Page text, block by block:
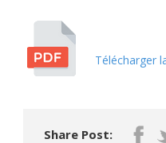
Télécharger
Share Post: